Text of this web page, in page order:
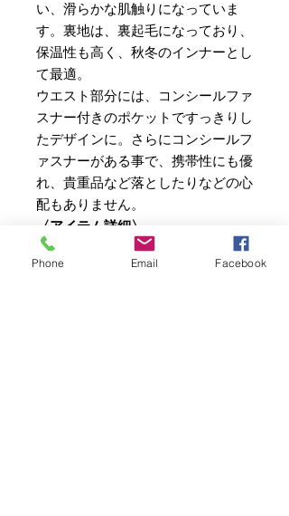
い、滑らかな肌触りになっていま
す。裏地は、裏起毛になっており、
保温性も高く、秋冬のインナーとし
て最適。
ウエスト部分には、コンシールファ
スナー付きのポケットですっきりし
たデザインに。さらにコンシールフ
ァスナーがある事で、携帯性にも優
れ、貴重品など落としたりなどの心
配もありません。
〈アイテム詳細〉
生地
Ferre Yarn(コットン61%、ポリ
Phone Email Facebook